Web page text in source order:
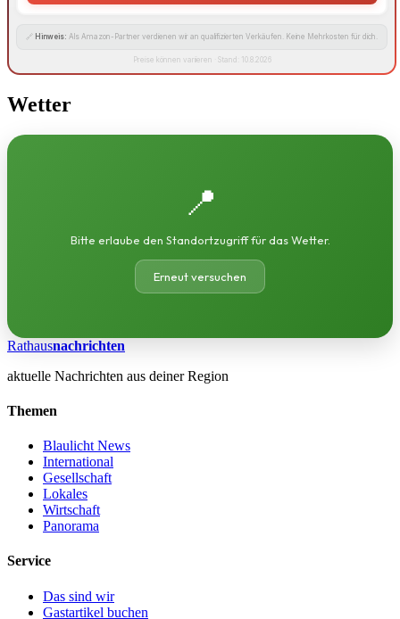
🔗 Hinweis: Als Amazon-Partner verdienen wir an qualifizierten Verkäufen. Keine Mehrkosten für dich.
Preise können variieren · Stand: 10.8.2026
Wetter
📍
Bitte erlaube den Standortzugriff für das Wetter.
Erneut versuchen
Rathausnachrichten
aktuelle Nachrichten aus deiner Region
Themen
Blaulicht News
International
Gesellschaft
Lokales
Wirtschaft
Panorama
Service
Das sind wir
Gastartikel buchen